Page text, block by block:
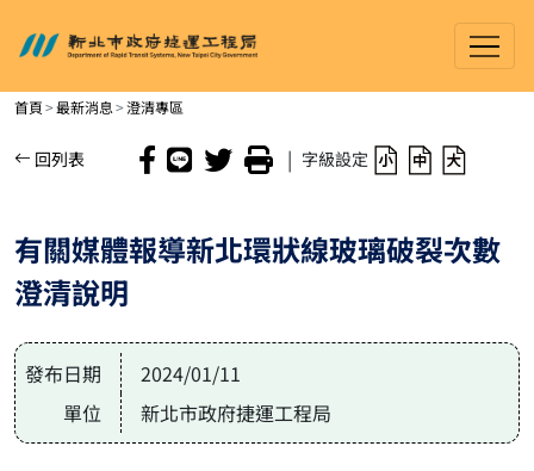
進入內容區塊
新北市政府捷運工程局
首頁 最新消息 澄清專區
| 字級設定
回列表
有關媒體報導新北環狀線玻璃破裂次數
澄清說明
發布日期
2024/01/11
單位
新北市政府捷運工程局